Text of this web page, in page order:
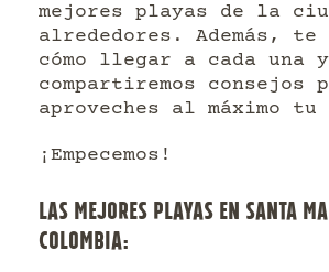
mejores playas de la
alrededores. Además, te
cómo llegar a cada una y
compartiremos consejos
aproveches al máximo
¡Empecemos!
LAS MEJORES PLAYAS EN SANTA
COLOMBIA: